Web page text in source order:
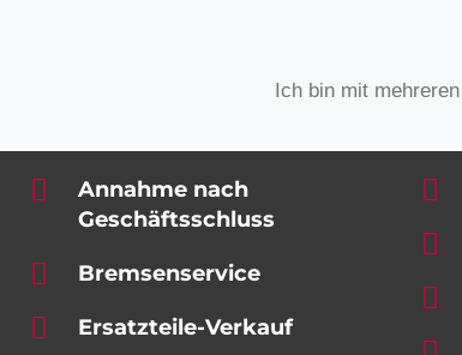
Ich bin mit
Annahme nach
Geschäftsschluss
Bremsenservice
Ersatzteile-Verkauf